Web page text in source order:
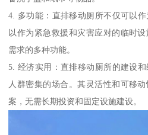
4. 多功能：直排移动厕所不仅可以
以作为紧急救援和灾害应对的临时
需求的多种功能。
5. 经济实用：直排移动厕所的建设
人群密集的场合。其灵活性和可移
案，无需长期投资和固定设施建设。